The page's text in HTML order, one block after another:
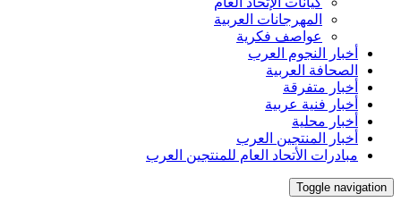
المهرجانات العربية
عواصف فكرية
أخبار النجوم العرب
الصحافة العربية
أخبار متفرقة
أخبار فنية عربية
أخبار محلية
أخبار المنتجين العرب
مبادرات الأتحاد العام للمنتجين العرب
Toggle navigation